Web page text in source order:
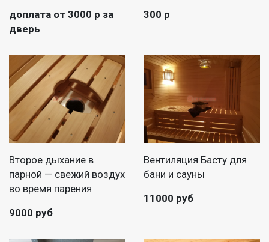
доплата от 3000 р за
дверь
300 р
Второе дыхание в
парной — свежий воздух
во время парения
9000 руб
Вентиляция Басту для
бани и сауны
11000 руб